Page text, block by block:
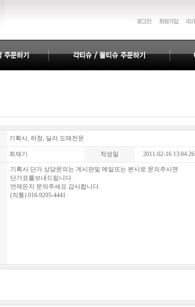
기획사, 하청, 딜러 도매전문
최재기 작성일 2011-02-16 13:04:26
기획사 단가 상담문의는 게시판및 메일또는 본사로 문의주시면
단가표를보내드립니다.
언제든지 문의주세요 감사합니다.
(직통) 016-9295-4441